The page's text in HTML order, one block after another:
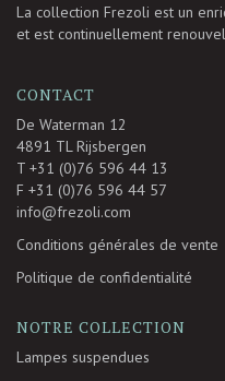
La collection Frezoli est un
et est continuellement
CONTACT
De Waterman 12
4891 TL Rijsbergen
T +31 (0)76 596 44 13
F +31 (0)76 596 44 57
info@frezoli.com
Conditions générales de vente
Politique de confidentialité
NOTRE COLLECTION
Lampes suspendues